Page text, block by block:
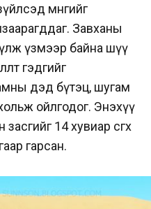
мөнгийг
Завханы
үзмээр байна шүү
гэдгийг
дэд бүтэц, шугам
хольж ойлгодог. Энэхүү
14 хувиар өсгөх
гарсан.